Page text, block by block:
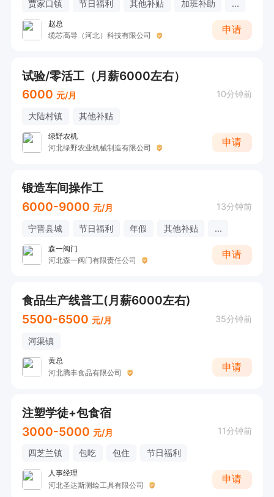
贾家口镇 节日福利 其他补贴 加班补助 ...
赵总
缆芯高导（河北）科技有限公司
申请
试验/零活工（月薪6000左右）
6000 元/月 10分钟前
大陆村镇 其他补贴
绿野农机
河北绿野农业机械制造有限公司
申请
锻造车间操作工
6000-9000 元/月 13分钟前
宁晋县城 节日福利 年假 其他补贴 ...
森一阀门
河北森一阀门有限责任公司
申请
食品生产线普工(月薪6000左右)
5500-6500 元/月 35分钟前
河渠镇
黄总
河北腾丰食品有限公司
申请
注塑学徒+包食宿
3000-5000 元/月 11分钟前
四芝兰镇 包吃 包住 节日福利
人事经理
河北圣达斯测绘工具有限公司
申请